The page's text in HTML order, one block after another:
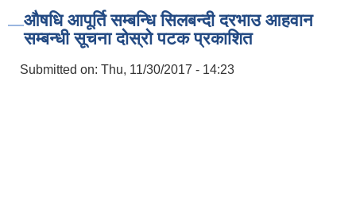
औषधि आपूर्ति सम्बन्धि सिलबन्दी दरभाउ आहवान
सम्बन्धी सूचना दोस्रो पटक प्रकाशित
Submitted on: Thu, 11/30/2017 - 14:23